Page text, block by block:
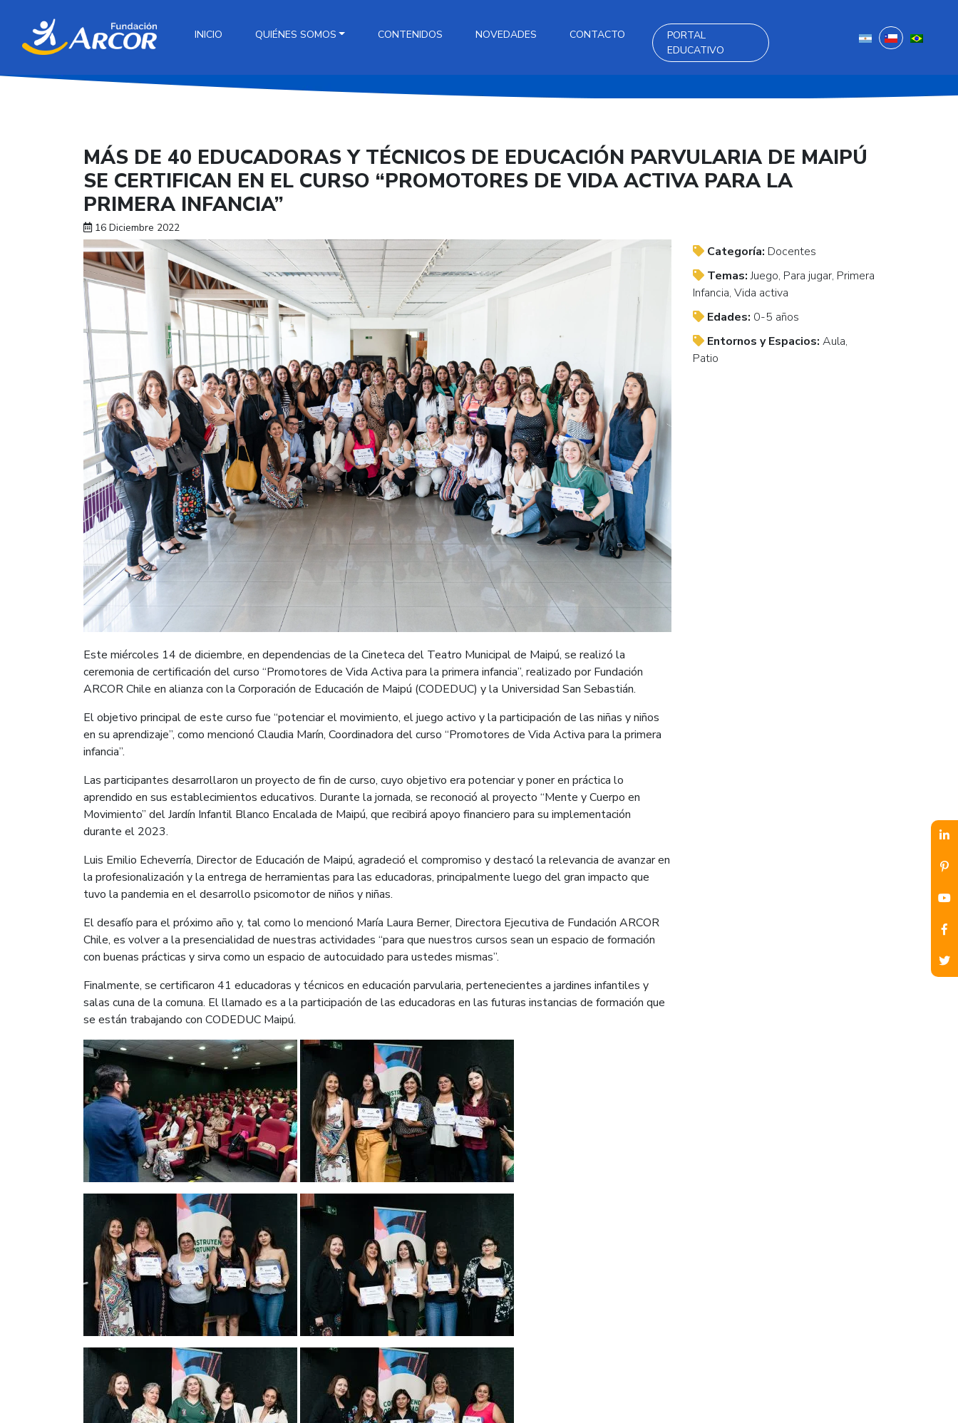
INICIO QUIÉNES SOMOS CONTENIDOS NOVEDADES CONTACTO
PORTAL
EDUCATIVO
MÁS DE 40 EDUCADORAS Y TÉCNICOS DE EDUCACIÓN PARVULARIA DE MAIPÚ
SE CERTIFICAN EN EL CURSO “PROMOTORES DE VIDA ACTIVA PARA LA
PRIMERA INFANCIA”
16 Diciembre 2022
Este miércoles 14 de diciembre, en dependencias de la Cineteca del Teatro Municipal de Maipú, se realizó la
ceremonia de certificación del curso “Promotores de Vida Activa para la primera infancia”, realizado por Fundación
ARCOR Chile en alianza con la Corporación de Educación de Maipú (CODEDUC) y la Universidad San Sebastián.
El objetivo principal de este curso fue “potenciar el movimiento, el juego activo y la participación de las niñas y niños
en su aprendizaje”, como mencionó Claudia Marín, Coordinadora del curso “Promotores de Vida Activa para la primera
infancia”.
Las participantes desarrollaron un proyecto de fin de curso, cuyo objetivo era potenciar y poner en práctica lo
aprendido en sus establecimientos educativos. Durante la jornada, se reconoció al proyecto “Mente y Cuerpo en
Movimiento” del Jardín Infantil Blanco Encalada de Maipú, que recibirá apoyo financiero para su implementación
durante el 2023.
Luis Emilio Echeverría, Director de Educación de Maipú, agradeció el compromiso y destacó la relevancia de avanzar en
la profesionalización y la entrega de herramientas para las educadoras, principalmente luego del gran impacto que
tuvo la pandemia en el desarrollo psicomotor de niños y niñas.
El desafío para el próximo año y, tal como lo mencionó María Laura Berner, Directora Ejecutiva de Fundación ARCOR
Chile, es volver a la presencialidad de nuestras actividades “para que nuestros cursos sean un espacio de formación
con buenas prácticas y sirva como un espacio de autocuidado para ustedes mismas”.
Finalmente, se certificaron 41 educadoras y técnicos en educación parvularia, pertenecientes a jardines infantiles y
salas cuna de la comuna. El llamado es a la participación de las educadoras en las futuras instancias de formación que
se están trabajando con CODEDUC Maipú.
Categoría: Docentes
Temas:Juego, Para jugar, Primera
Infancia, Vida activa
Edades: 0-5 años
Entornos y Espacios: Aula,
Patio